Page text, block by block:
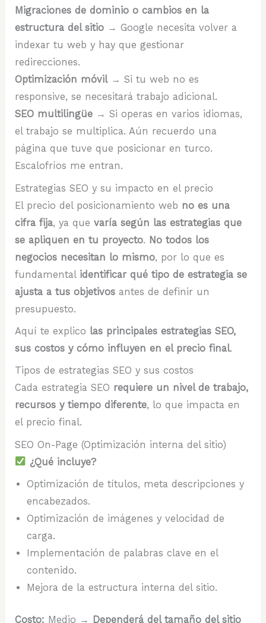
Migraciones de dominio o cambios en la
estructura del sitio → Google necesita volver a
indexar tu web y hay que gestionar
redirecciones.
Optimización móvil→ Si tu web no es
responsive, se necesitará trabajo adicional.
SEO multilingüe → Si operas en varios idiomas,
el trabajo se multiplica. Aún recuerdo una
página que tuve que posicionar en turco.
Escalofríos me entran.
Estrategias SEO y su impacto en el precio
El precio del posicionamiento web no es una
cifra fija, ya quevaría según las estrategias que
se apliquen en tu proyecto. No todos los
negocios necesitan lo mismo, por lo que es
fundamental identificar qué tipo de estrategia se
ajusta a tus objetivos antes de definir un
presupuesto.
Aquí te explico las principales estrategias SEO,
sus costos y cómo influyen en el precio final.
Tipos de estrategias SEO y sus costos
Cada estrategia SEO requiere un nivel de trabajo,
recursos y tiempo diferente, lo que impacta en
el precio final.
SEO On-Page (Optimización interna del sitio)
¿Qué incluye?
Optimización de títulos, meta descripciones y
encabezados.
Optimización de imágenes y velocidad de
carga.
Implementación de palabras clave en el
contenido.
Mejora de la estructura interna del sitio.
Costo: Medio → Dependerá del tamaño del sitio